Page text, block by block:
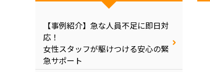
【事例紹介】急な人員不足に即日対
応！
女性スタッフが駆けつける安心の緊
急サポート